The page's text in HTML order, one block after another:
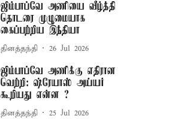
ஜிம்பாப்வே அணியை வீழ்த்தி
தொடரை முழுமையாக
கைப்பற்றிய இந்தியா
தினத்தந்தி 26 Jul 2026
ஜிம்பாப்வே அணிக்கு எதிரான
வெற்றி: ஷ்ரேயாஸ் அய்யர்
கூறியது என்ன ?
தினத்தந்தி 25 Jul 2026